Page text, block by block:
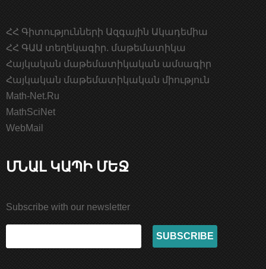
ՀՀ Գիտությունների Ազգային Ակադեմիա
ՀՀ ԳԱԱ տեղեկագիր. մաթեմատիկա
Հայկական մաթեմատիկական ամսագիր
Հայկական մաթեմատիկական միություն
Math-Net.Ru
MathSciNet
WebMail
ՄՆԱԼ ԿԱՊԻ ՄԵՋ
Subscribe with our newsletter